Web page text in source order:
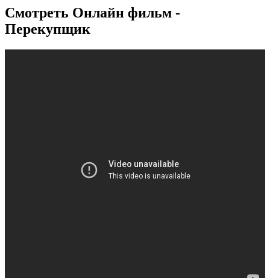
Смотреть Онлайн фильм -
Перекупщик